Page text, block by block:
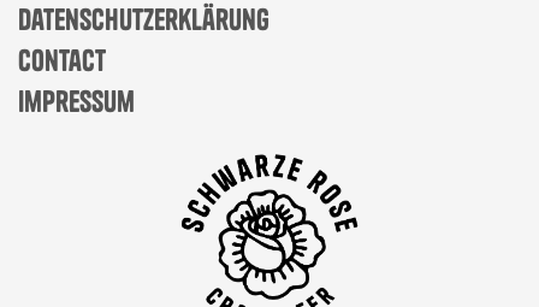
datenschutzerklärung
contact
impressum